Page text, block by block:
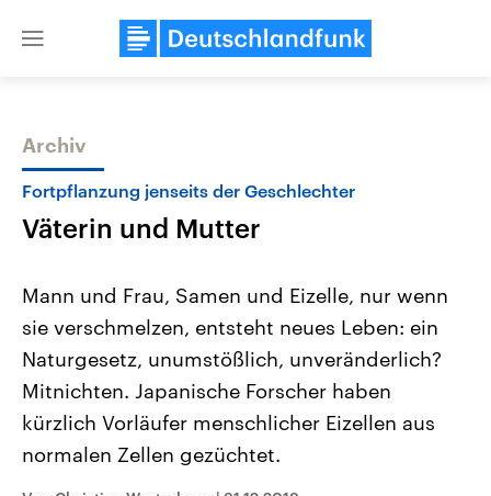
Close
Themen
Landtagswahl Sachsen-Anhalt
2026
Alle Informationen
Sachsen-Anhalt wählt am 6.
September 2026 einen neuen
Landtag. Seit 2021 wird das
Bundesland von einer Koalition aus
USA
Aktuelle Beiträge,
Hintergründe
Wirtschaftlich und
Archiv
Fortpflanzung jenseits der Geschlechter
Väterin und Mutter
Mann und Frau, Samen und Eizelle, nur wenn
sie verschmelzen, entsteht neues Leben: ein
Naturgesetz, unumstößlich, unveränderlich?
Mitnichten. Japanische Forscher haben
kürzlich Vorläufer menschlicher Eizellen aus
normalen Zellen gezüchtet.